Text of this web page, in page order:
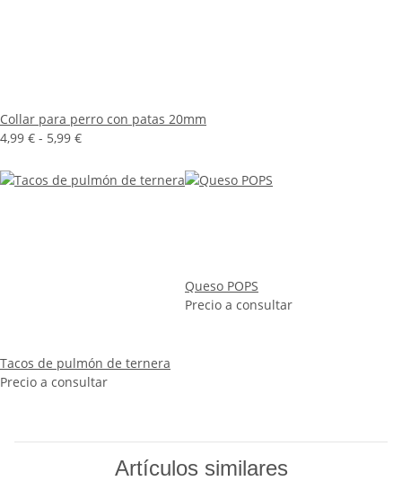
Collar para perro con patas 20mm
4,99 € - 5,99 €
Tacos de pulmón de ternera
Precio a consultar
Queso POPS
Precio a consultar
Artículos similares